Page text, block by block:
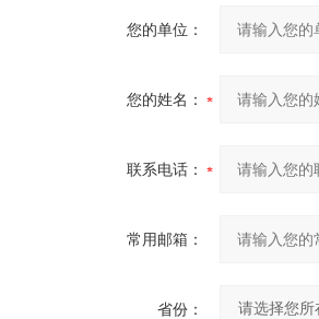
您的单位：
您的姓名：
联系电话：
常用邮箱：
省份：